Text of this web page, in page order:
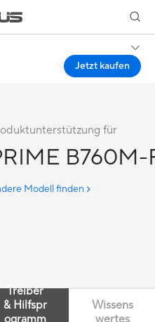
Jetzt kaufen
für
B760M-
Modell finden
Treiber
& Hilfspr
ogramm
Wissens
wertes